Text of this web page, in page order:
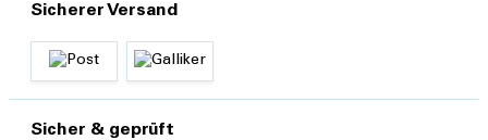
Sicherer Versand
Sicher & geprüft